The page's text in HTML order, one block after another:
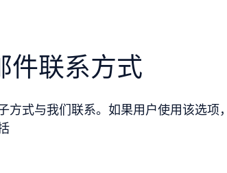
件联系方式
方式与我们联系。如果用户使用该选项